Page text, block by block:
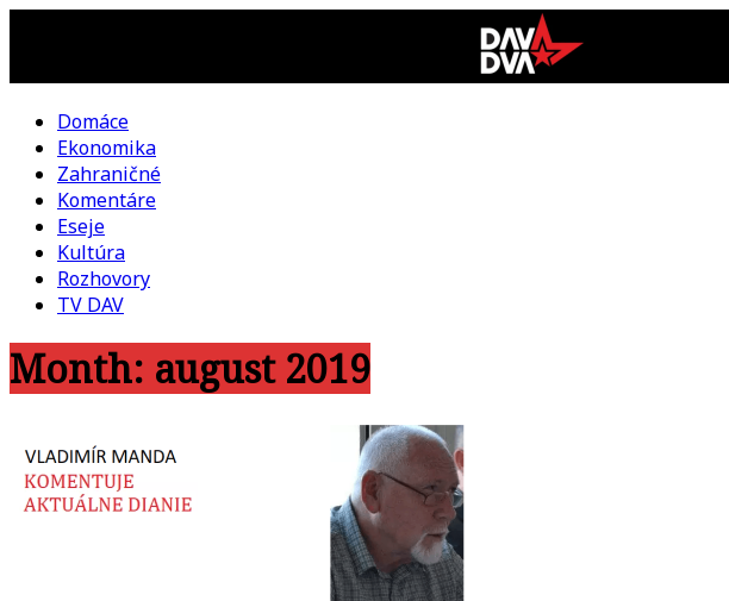
DAV
DVA
kultúrno-
politická
revue
Domáce
Ekonomika
Zahraničné
Komentáre
Eseje
Kultúra
Rozhovory
TV DAV
Month: august 2019